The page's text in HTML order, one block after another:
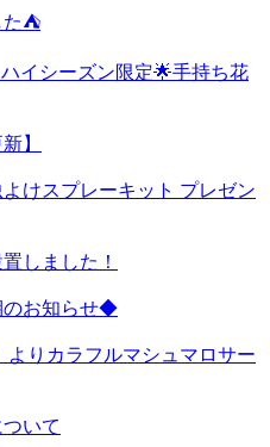
⛺
ハイシーズン限定🌟手持ち花
】
よけスプレーキット プレゼン
しました！
のお知らせ◆
よりカラフルマシュマロサー
いて